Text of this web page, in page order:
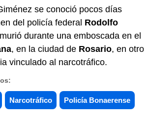
se conoció pocos días
del policía federal Rodolfo
durante una emboscada en el
, en la ciudad de Rosario, en otro
vinculado al narcotráfico.
Narcotráfico Policía Bonaerense